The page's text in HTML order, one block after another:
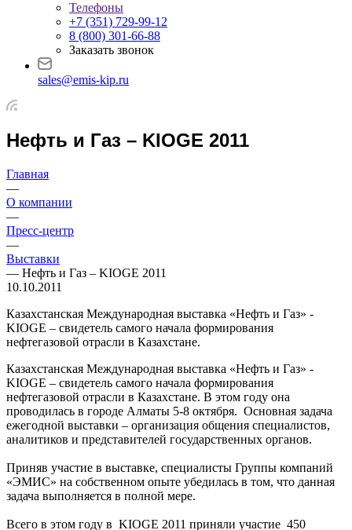
Телефоны
+7 (351) 729-99-12
8 (800) 301-66-88
Заказать звонок
sales@emis-kip.ru
Нефть и Газ – KIOGE 2011
Главная
—
О компании
—
Пресс-центр
—
Выставки
— Нефть и Газ – KIOGE 2011
10.10.2011
Казахстанская Международная выставка «Нефть и Газ» -
KIOGE – свидетель самого начала формирования
нефтегазовой отрасли в Казахстане.
Казахстанская Международная выставка «Нефть и Газ» -
KIOGE – свидетель самого начала формирования
нефтегазовой отрасли в Казахстане. В этом году она
проводилась в городе Алматы 5-8 октября. Основная задача
ежегодной выставки – организация общения специалистов,
аналитиков и представителей государственных органов.
Приняв участие в выставке, специалисты Группы компаний
«ЭМИС» на собственном опыте убедилась в том, что данная
задача выполняется в полной мере.
Всего в этом году в KIOGE 2011 приняли участие 450